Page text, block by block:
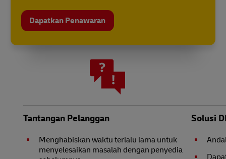
Dapatkan Penawaran
Tantangan Pelanggan
Menghabiskan waktu terlalu lama untuk
menyelesaikan masalah dengan penyedia
Solusi